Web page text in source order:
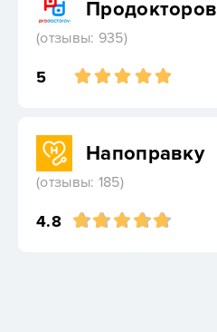
Продокторов
(отзывы: 935)
5
Напоправку
(отзывы: 185)
4.8